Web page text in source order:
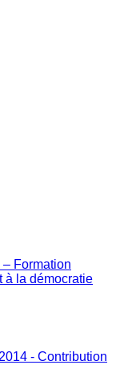
Formation
à la démocratie
- Contribution